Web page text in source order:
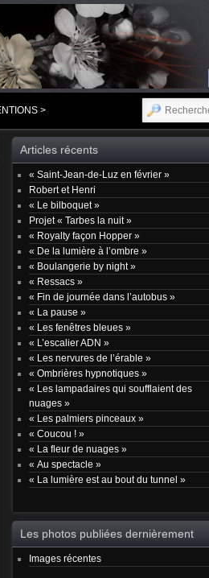
> RECHERCHER
Articles récents
« Saint-Jean-de-Luz en février »
Robert et Henri
« Le bilboquet »
Projet « Tarbes la nuit »
« Royalty façon Hopper »
« De la lumière à l’ombre »
« Boulangerie by night »
« Ressacs »
« Fin de journée dans l’autobus »
« La pause »
« Les fenêtres bleues »
« L’escalier ADN »
« Les nervures de l’érable »
« Ombrières hypnotiques »
« Les lampadaires qui soufflaient des
nuages »
« Les palmiers pinceaux »
« Coucou ! »
« La fleur de nuages »
« Au spectacle »
« La lumière est au bout du tunnel »
Les photos publiées dernièrement
Images récentes